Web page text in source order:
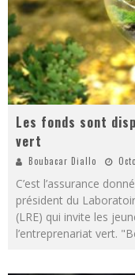
Les fonds sont
vert
Boubacar Diallo
C’est l’assurance
président du
(LRE) qui invite les
l’entreprenariat vert.